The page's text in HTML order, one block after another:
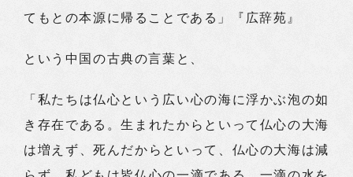
てもとの本源に帰ることである」『広辞苑』
という中国の古典の言葉と、
「私たちは仏心という広い心の海に浮かぶ泡の如
き存在である。生まれたからといって仏心の大海
は増えず、死んだからといって、仏心の大海は減